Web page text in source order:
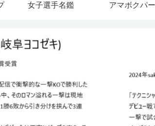
女子選手名鑑 アマボクパ